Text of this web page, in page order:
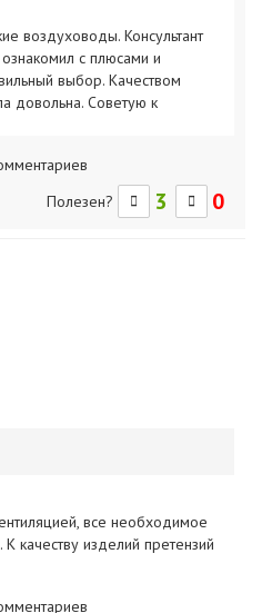
воздуховоды. Консультант
с плюсами и
выбор. Качеством
довольна. Советую к
Полезен?
3 0
все необходимое
качеству изделий претензий